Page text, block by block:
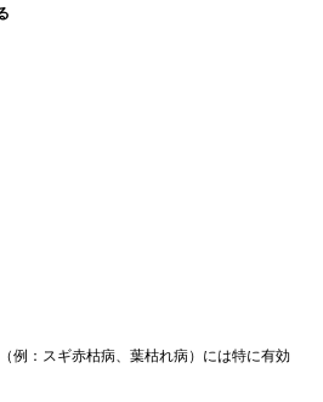
例：スギ赤枯病、葉枯れ病）には特に有効